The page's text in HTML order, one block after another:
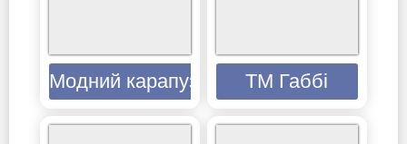
Модний карапуз ТМ Габбі